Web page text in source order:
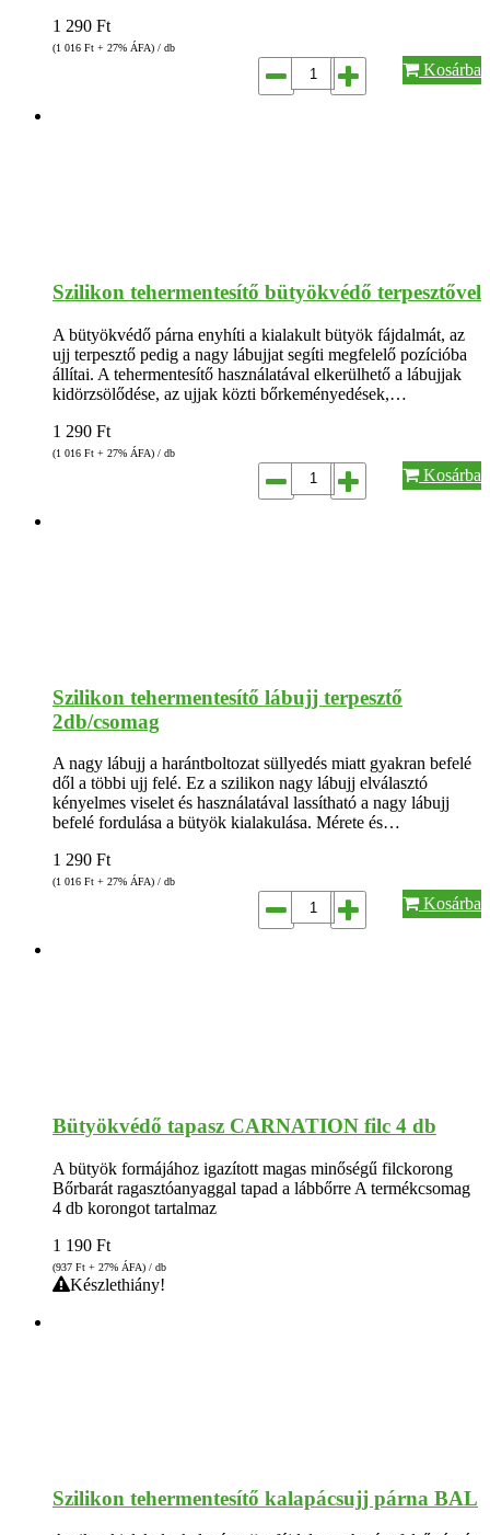
1 290 Ft
(1 016 Ft + 27% ÁFA) / db
Kosárba
Szilikon tehermentesítő bütyökvédő terpesztővel
A bütyökvédő párna enyhíti a kialakult bütyök fájdalmát, az
ujj terpesztő pedig a nagy lábujjat segíti megfelelő pozícióba
állítai. A tehermentesítő használatával elkerülhető a lábujjak
kidörzsölődése, az ujjak közti bőrkeményedések,…
1 290 Ft
(1 016 Ft + 27% ÁFA) / db
Kosárba
Szilikon tehermentesítő lábujj terpesztő
2db/csomag
A nagy lábujj a harántboltozat süllyedés miatt gyakran befelé
dől a többi ujj felé. Ez a szilikon nagy lábujj elválasztó
kényelmes viselet és használatával lassítható a nagy lábujj
befelé fordulása a bütyök kialakulása. Mérete és…
1 290 Ft
(1 016 Ft + 27% ÁFA) / db
Kosárba
Bütyökvédő tapasz CARNATION filc 4 db
A bütyök formájához igazított magas minőségű filckorong
Bőrbarát ragasztóanyaggal tapad a lábbőrre A termékcsomag
4 db korongot tartalmaz
1 190 Ft
(937 Ft + 27% ÁFA) / db
Készlethiány!
Szilikon tehermentesítő kalapácsujj párna BAL